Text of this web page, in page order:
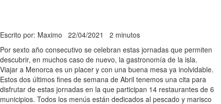
Escrito por: Maximo 22/04/2021 2 minutos
Por sexto año consecutivo se celebran estas jornadas que permiten
descubrir, en muchos caso de nuevo, la gastronomía de la isla.
Viajar a Menorca es un placer y con una buena mesa ya inolvidable.
Estos dos últimos fines de semana de Abril tenemos una cita para
disfrutar de estas jornadas en la que participan 14 restaurantes de 6
municipios. Todos los menús están dedicados al pescado y marisco